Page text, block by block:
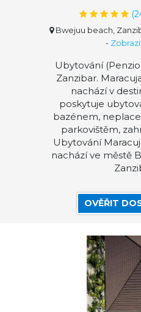
(
Bwejuu beach,
-
Ubytování
Zanzibar.
nachází v
poskytuje
bazénem,
parkovištěm,
Ubytování
nachází ve městě
OVĚŘIT